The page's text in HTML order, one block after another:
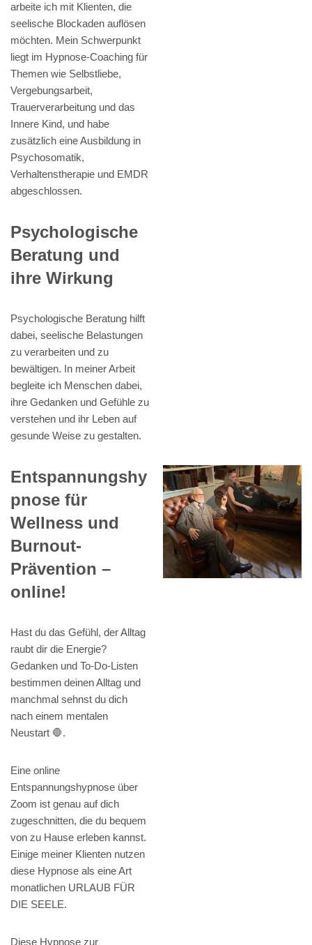
arbeite ich mit Klienten, die
seelische Blockaden auflösen
möchten. Mein Schwerpunkt
liegt im Hypnose-Coaching für
Themen wie Selbstliebe,
Vergebungsarbeit,
Trauerverarbeitung und das
Innere Kind, und habe
zusätzlich eine Ausbildung in
Psychosomatik,
Verhaltenstherapie und EMDR
abgeschlossen.
Psychologische
Beratung und
ihre Wirkung
Psychologische Beratung hilft
dabei, seelische Belastungen
zu verarbeiten und zu
bewältigen. In meiner Arbeit
begleite ich Menschen dabei,
ihre Gedanken und Gefühle zu
verstehen und ihr Leben auf
gesunde Weise zu gestalten.
Entspannungshy
pnose für
Wellness und
Burnout-
Prävention –
online!
Hast du das Gefühl, der Alltag
raubt dir die Energie?
Gedanken und To-Do-Listen
bestimmen deinen Alltag und
manchmal sehnst du dich
nach einem mentalen
Neustart 🛑.
Eine online
Entspannungshypnose über
Zoom ist genau auf dich
zugeschnitten, die du bequem
von zu Hause erleben kannst.
Einige meiner Klienten nutzen
diese Hypnose als eine Art
monatlichen URLAUB FÜR
DIE SEELE.
Diese Hypnose zur